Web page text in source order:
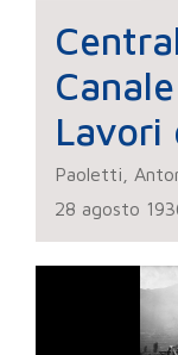
Lavori
Paoletti,
28 agosto